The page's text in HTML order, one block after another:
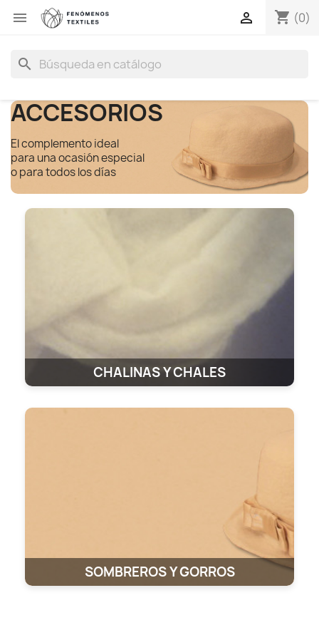
 shopping_cart (0)

search
ACCESORIOS
El complemento ideal
para una ocasión especial
o para todos los días
CHALINAS Y CHALES
SOMBREROS Y GORROS